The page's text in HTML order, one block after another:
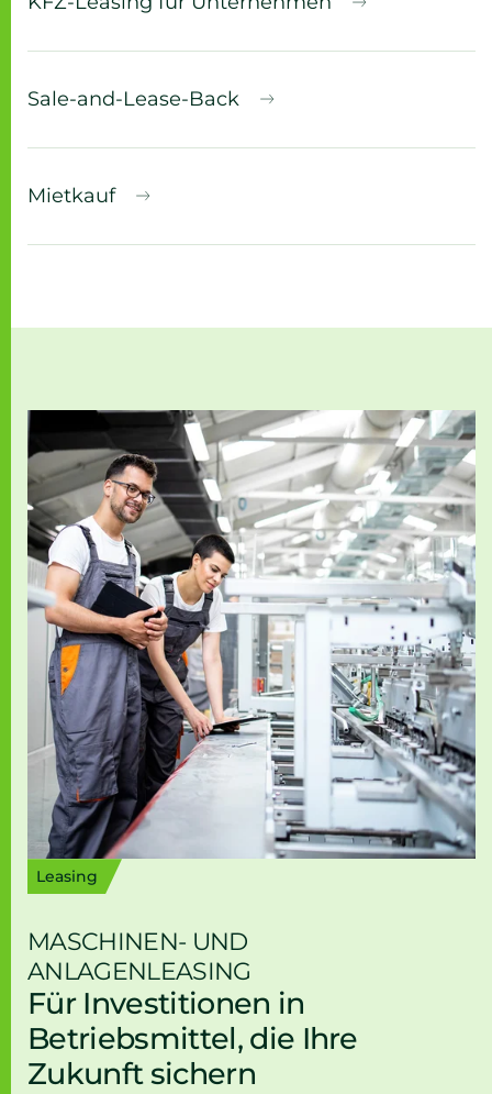
Sale-and-Lease-Back
Mietkauf
Leasing
MASCHINEN- UND
ANLAGENLEASING
Für Investitionen in
Betriebsmittel, die Ihre
Zukunft sichern